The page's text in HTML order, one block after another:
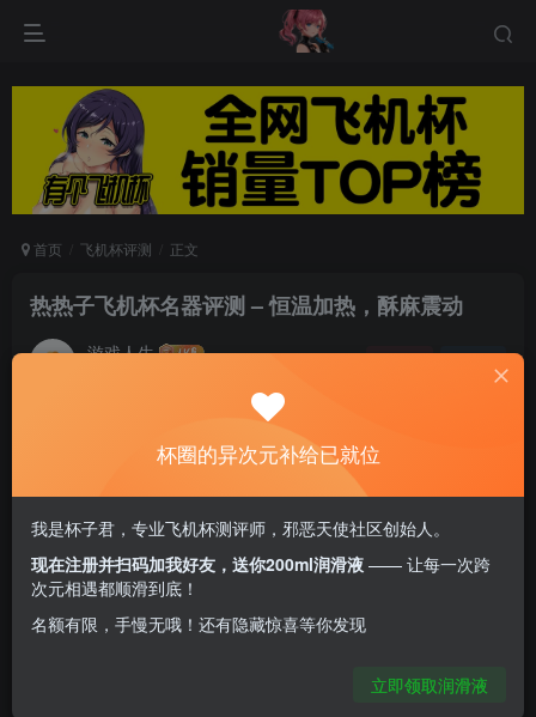
首页 飞机杯评测 正文
热热子飞机杯名器评测 – 恒温加热，酥麻震动
游戏人生
杯体的顶部是启动加热和震动开关和充电口。
由于内藏机械装置，顶部会略显宽大，
稍微破坏了背部的S曲线，
杯圈的异次元补给已就位
我是杯子君，专业飞机杯测评师，邪恶天使社区创始人。
现在注册并扫码加我好友，送你200ml润滑液 —— 让每一次跨
次元相遇都顺滑到底！
名额有限，手慢无哦！还有隐藏惊喜等你发现
立即领取润滑液